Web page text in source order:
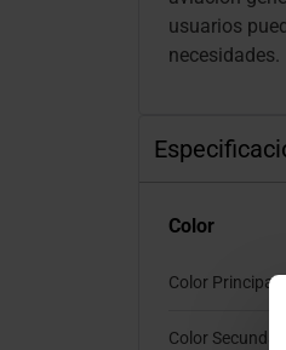
usuarios
necesidades.
Color
Color Principal
Color Secundario